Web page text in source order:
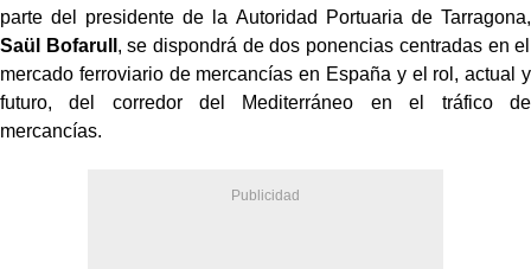
parte del presidente de la Autoridad Portuaria de Tarragona,
Saül Bofarull , se dispondrá de dos ponencias centradas en el
mercado ferroviario de mercancías en España y el rol, actual y
futuro,del corredor del Mediterráneo en el tráfico de
mercancías.